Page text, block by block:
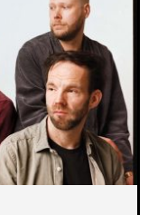
VENSTER